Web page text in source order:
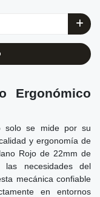
Ergonómico
solo se mide por su
y ergonomía de
Rojo de 22mm de
necesidades del
mecánica confiable
en entornos